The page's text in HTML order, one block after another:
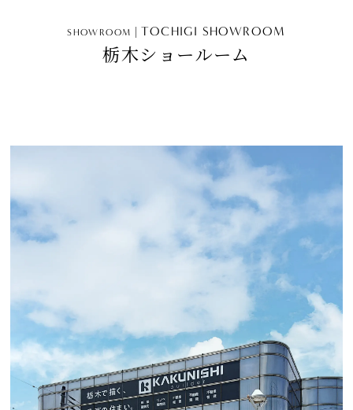
SHOWROOM TOCHIGI SHOWROOM
栃木ショールーム